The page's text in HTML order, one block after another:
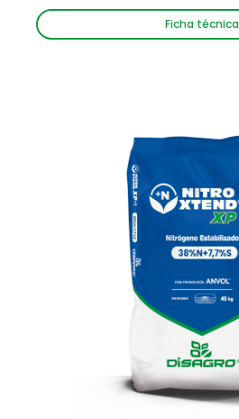
Ficha técnica